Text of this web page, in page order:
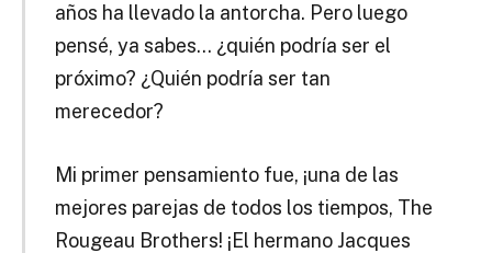
años ha llevado la antorcha. Pero luego
pensé, ya sabes… ¿quién podría ser el
próximo? ¿Quién podría ser tan
merecedor?
Mi primer pensamiento fue, ¡una de las
mejores parejas de todos los tiempos, The
Rougeau Brothers! ¡El hermano Jacques